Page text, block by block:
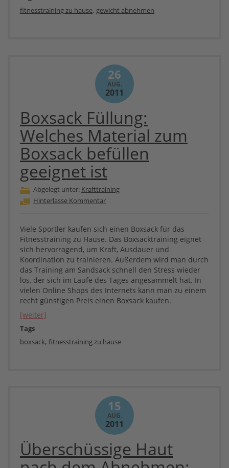
fitnesstraining zu hause, gewicht abnehmen
26
AUG.
2011
Boxsack Füllung:
Welches Material zum
Boxsack befüllen
geeignet ist
Abgelegt unter: Krafttraining
Hinterlasse Kommentar
Viele Sportler kaufen sich einen Boxsack für das
Fitnesstraining zu Hause. Das Boxsacktraining eignet
sich hervorragend, um Kraft, Ausdauer und
Koordination zu trainieren. Außerdem wird man durch
das Training am Sandsack schnell den Stress wieder
los, der sich im Laufe des Tages angesammelt hat. In
vielen Online Shops des Internets kann man zu einem
recht günstigen Preis einen Boxsack kaufen.
[weiter]
Tags
boxsack, fitnesstraining zu hause
15
AUG.
2011
Überschüssige Haut